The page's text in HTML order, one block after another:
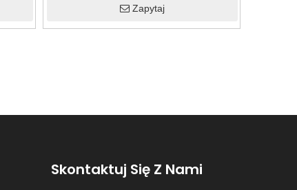
Zapytaj
Skontaktuj Się Z Nami